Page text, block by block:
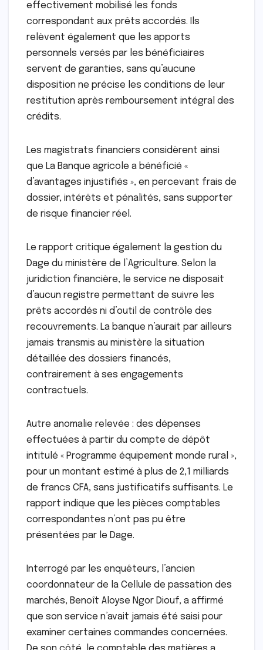
effectivement mobilisé les fonds
correspondant aux prêts accordés. Ils
relèvent également que les apports
personnels versés par les bénéficiaires
servent de garanties, sans qu’aucune
disposition ne précise les conditions de leur
restitution après remboursement intégral des
crédits.
Les magistrats financiers considèrent ainsi
que La Banque agricole a bénéficié «
d’avantages injustifiés », en percevant frais de
dossier, intérêts et pénalités, sans supporter
de risque financier réel.
Le rapport critique également la gestion du
Dage du ministère de l’Agriculture. Selon la
juridiction financière, le service ne disposait
d’aucun registre permettant de suivre les
prêts accordés ni d’outil de contrôle des
recouvrements. La banque n’aurait par ailleurs
jamais transmis au ministère la situation
détaillée des dossiers financés,
contrairement à ses engagements
contractuels.
Autre anomalie relevée : des dépenses
effectuées à partir du compte de dépôt
intitulé « Programme équipement monde rural »,
pour un montant estimé à plus de 2,1 milliards
de francs CFA, sans justificatifs suffisants. Le
rapport indique que les pièces comptables
correspondantes n’ont pas pu être
présentées par le Dage.
Interrogé par les enquêteurs, l’ancien
coordonnateur de la Cellule de passation des
marchés, Benoît Aloyse Ngor Diouf, a affirmé
que son service n’avait jamais été saisi pour
examiner certaines commandes concernées.